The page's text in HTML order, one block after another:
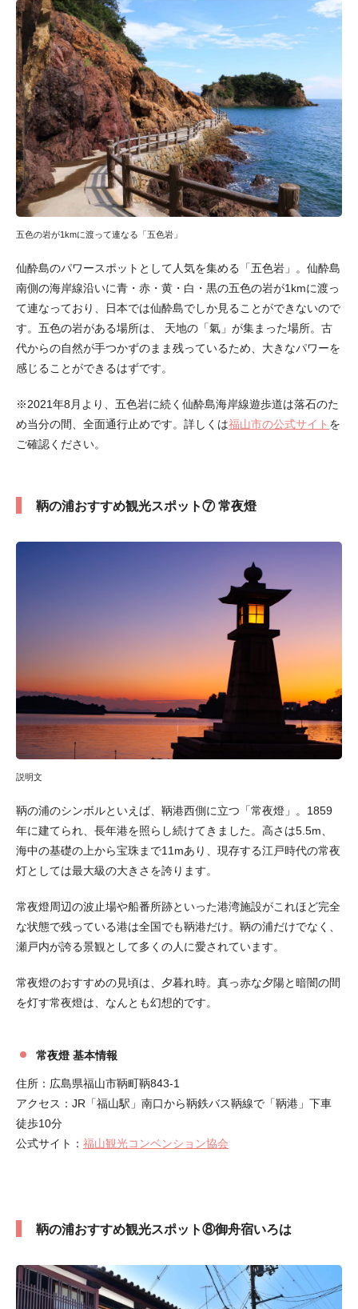
五色の岩が1kmに渡って連なる「五色岩」
仙酔島のパワースポットとして人気を集める「五色岩」。仙酔島
南側の海岸線沿いに青・赤・黄・白・黒の五色の岩が1kmに渡っ
て連なっており、日本では仙酔島でしか見ることができないので
す。五色の岩がある場所は、 天地の「氣」が集まった場所。古
代からの自然が手つかずのまま残っているため、大きなパワーを
感じることができるはずです。
※2021年8月より、五色岩に続く仙酔島海岸線遊歩道は落石のた
め当分の間、全面通行止めです。詳しくは福山市の公式サイト を
ご確認ください。
鞆の浦おすすめ観光スポット⑦ 常夜燈
説明文
鞆の浦のシンボルといえば、鞆港西側に立つ「常夜燈」。1859
年に建てられ、長年港を照らし続けてきました。高さは5.5m、
海中の基礎の上から宝珠まで11mあり、現存する江戸時代の常夜
灯としては最大級の大きさを誇ります。
常夜燈周辺の波止場や船番所跡といった港湾施設がこれほど完全
な状態で残っている港は全国でも鞆港だけ。鞆の浦だけでなく、
瀬戸内が誇る景観として多くの人に愛されています。
常夜燈のおすすめの見頃は、夕暮れ時。真っ赤な夕陽と暗闇の間
を灯す常夜燈は、なんとも幻想的です。
常夜燈 基本情報
住所：広島県福山市鞆町鞆843-1
アクセス：JR「福山駅」南口から鞆鉄バス鞆線で「鞆港」下車
徒歩10分
公式サイト： 福山観光コンベンション協会
鞆の浦おすすめ観光スポット⑧御舟宿いろは